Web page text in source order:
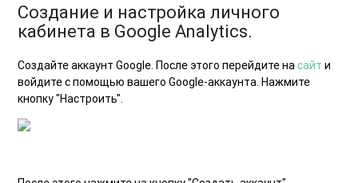
Создание и настройка личного
кабинета в Google Analytics.
Создайте аккаунт Google. После этого перейдите насайт и
войдите с помощью вашего Google-аккаунта. Нажмите
кнопку "Настроить".